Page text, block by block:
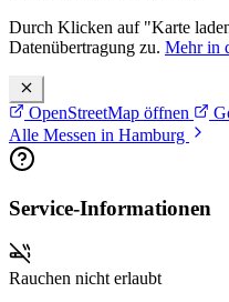
Durch Klicken auf "Karte
Datenübertragung zu. Mehr in
OpenStreetMap öffnen
Alle Messen in Hamburg
Service-Informationen
Rauchen nicht erlaubt